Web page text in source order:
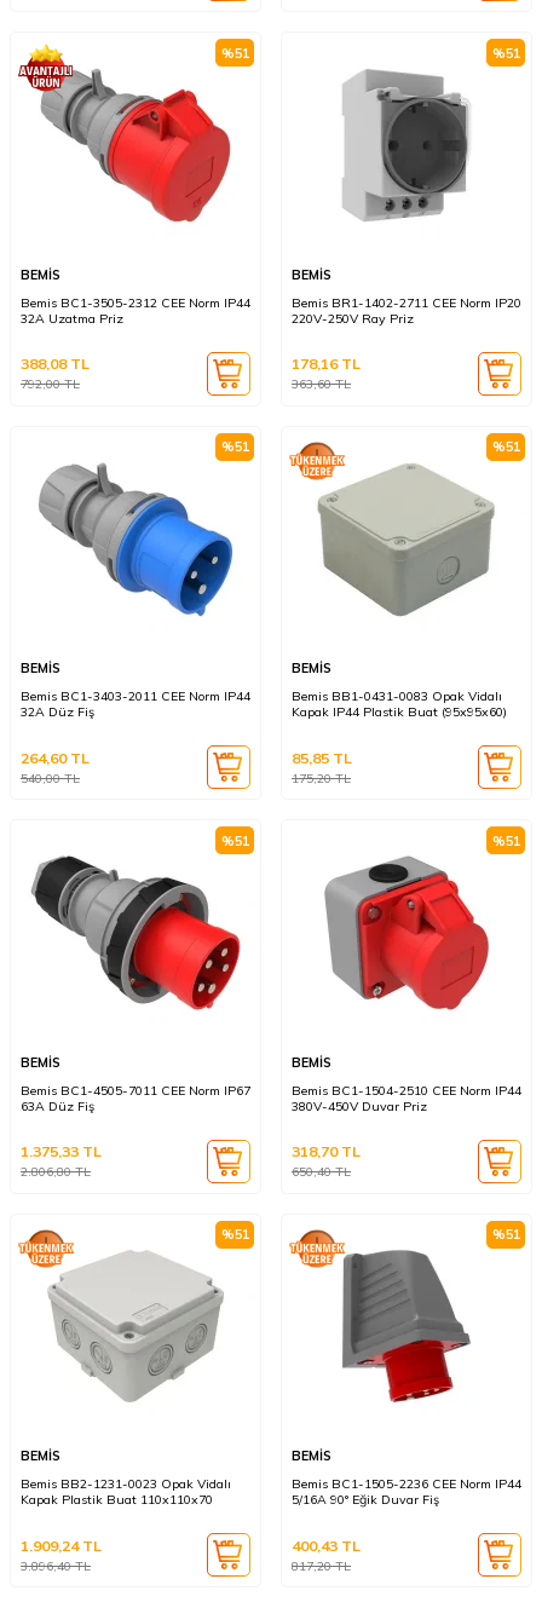
%51
BEMİS
Bemis BC1-3505-2312 CEE Norm IP44
32A Uzatma Priz
792,00TL
388,08TL
%51
BEMİS
Bemis BR1-1402-2711 CEE Norm IP20
220V-250V Ray Priz
363,60TL
178,16TL
%51
BEMİS
Bemis BC1-3403-2011 CEE Norm IP44
32A Düz Fiş
540,00TL
264,60TL
%51
BEMİS
Bemis BB1-0431-0083 Opak Vidalı
Kapak IP44 Plastik Buat (95x95x60)
175,20TL
85,85 TL
%51
BEMİS
Bemis BC1-4505-7011 CEE Norm IP67
63A Düz Fiş
2.806,80TL
1.375,33 TL
%51
BEMİS
Bemis BC1-1504-2510 CEE Norm IP44
380V-450V Duvar Priz
650,40TL
318,70TL
%51
BEMİS
Bemis BB2-1231-0023 Opak Vidalı
Kapak Plastik Buat 110x110x70
3.896,40TL
1.909,24TL
%51
BEMİS
Bemis BC1-1505-2236 CEE Norm IP44
5/16A 90° Eğik Duvar Fiş
817,20TL
400,43 TL